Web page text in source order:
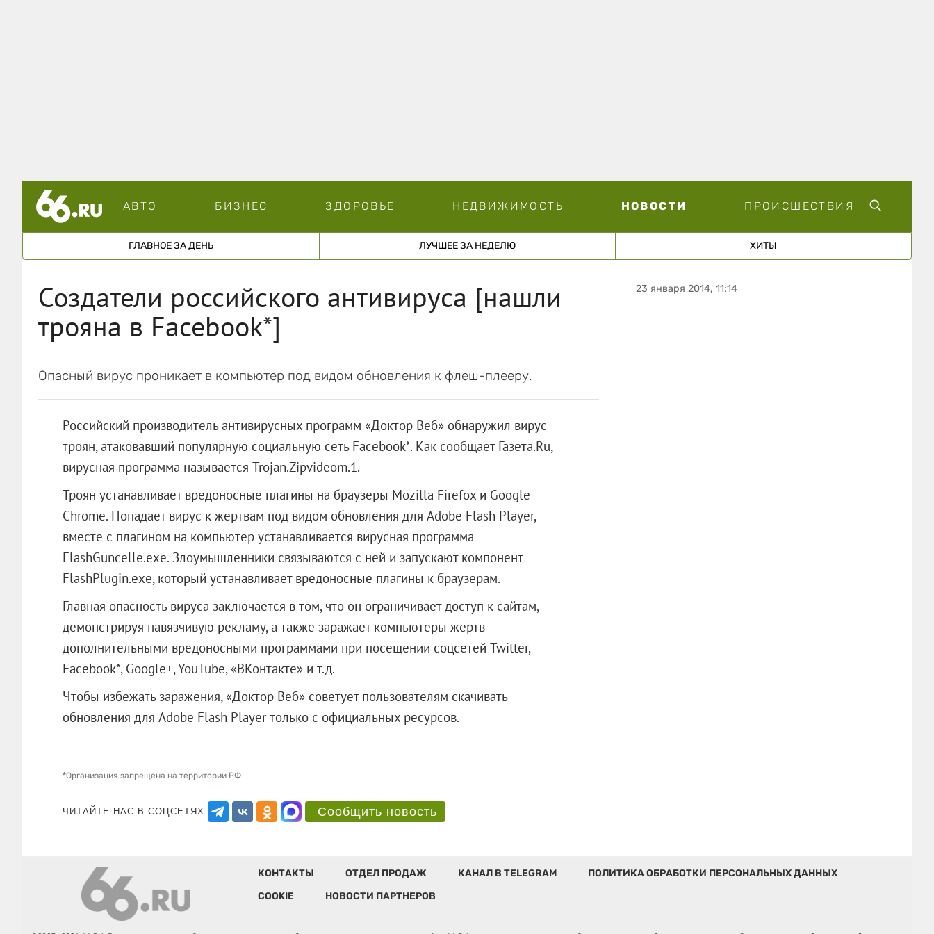
АВТО БИЗНЕС ЗДОРОВЬЕ НЕДВИЖИМОСТЬ НОВОСТИ ПРОИСШЕСТВИЯ
ГЛАВНОЕ ЗА ДЕНЬ ЛУЧШЕЕ ЗА НЕДЕЛЮ ХИТЫ
Создатели российского антивируса [нашли
трояна в Facebook*]
Опасный вирус проникает в компьютер под видом обновления к флеш-плееру.
Российский производитель антивирусных программ «Доктор Веб» обнаружил вирус
троян, атаковавший популярную социальную сеть Facebook*. Как сообщает Газета.Ru,
вирусная программа называется Trojan.Zipvideom.1.
Троян устанавливает вредоносные плагины на браузеры Mozilla Firefox и Google
Chrome. Попадает вирус к жертвам под видом обновления для Adobe Flash Player,
вместе с плагином на компьютер устанавливается вирусная программа
FlashGuncelle.exe. Злоумышленники связываются с ней и запускают компонент
FlashPlugin.exe, который устанавливает вредоносные плагины к браузерам.
Главная опасность вируса заключается в том, что он ограничивает доступ к сайтам,
демонстрируя навязчивую рекламу, а также заражает компьютеры жертв
дополнительными вредоносными программами при посещении соцсетей Twitter,
Facebook*, Google+, YouTube, «ВКонтакте» и т.д.
Чтобы избежать заражения, «Доктор Веб» советует пользователям скачивать
обновления для Adobe Flash Player только с официальных ресурсов.
*Организация запрещена на территории РФ
ЧИТАЙТЕ НАС В СОЦСЕТЯХ: Сообщить новость
23 января 2014, 11:14
КОНТАКТЫ ОТДЕЛ ПРОДАЖ КАНАЛ В TELEGRAM
ПОЛИТИКА ОБРАБОТКИ ПЕРСОНАЛЬНЫХ ДАННЫХ
COOKIE
НОВОСТИ ПАРТНЕРОВ